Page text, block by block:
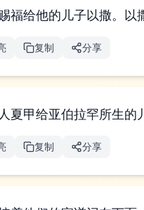
福给他的儿子以撒。以
复制 分享
夏甲给亚伯拉罕所生的
复制 分享